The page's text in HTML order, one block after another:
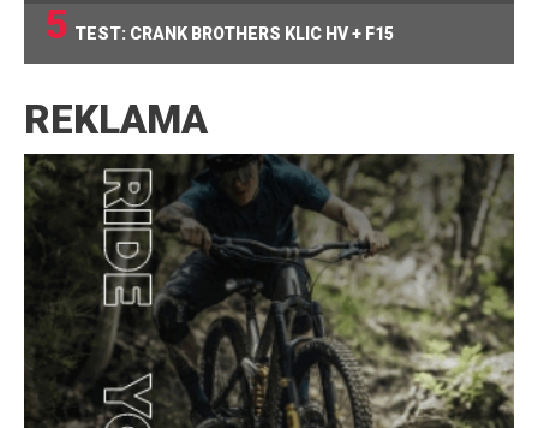
5 TEST: CRANK BROTHERS KLIC HV + F15
REKLAMA